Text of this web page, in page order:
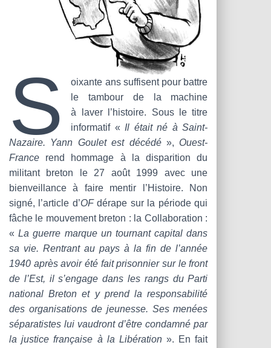
S
oixante ans suffisent pour battre
le tambour de la machine
à laver l’histoire. Sous le titre
informatif « Il était né à Saint-
Nazaire. Yann Goulet est décédé», Ouest-
France rend hommage à la disparition du
militant breton le 27 août 1999 avec une
bienveillance à faire mentir l’Histoire. Non
signé, l’article d’OFdérape sur la période qui
fâche le mouvement breton : la Collaboration :
«La guerre marque un tournant capital dans
sa vie. Rentrant au pays à la fin de l’année
1940 après avoir été fait prisonnier sur le front
de l’Est, il s’engage dans les rangs du Parti
national Breton et y prend la responsabilité
des organisations de jeunesse. Ses menées
séparatistes lui vaudront d’être condamné par
la justice française à la Libération». En fait